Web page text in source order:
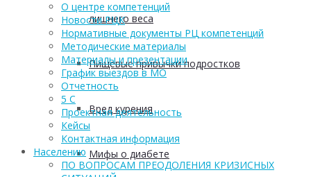
лишнего веса
Пищевые привычки подростков
Вред курения
Мифы о диабете
О центре компетенций
Новости РЦК
Нормативные документы РЦ компетенций
Методические материалы
Материалы и презентации
График выездов в МО
Отчетность
5 С
Проектная деятельность
Кейсы
Контактная информация
Населению
ПО ВОПРОСАМ ПРЕОДОЛЕНИЯ КРИЗИСНЫХ